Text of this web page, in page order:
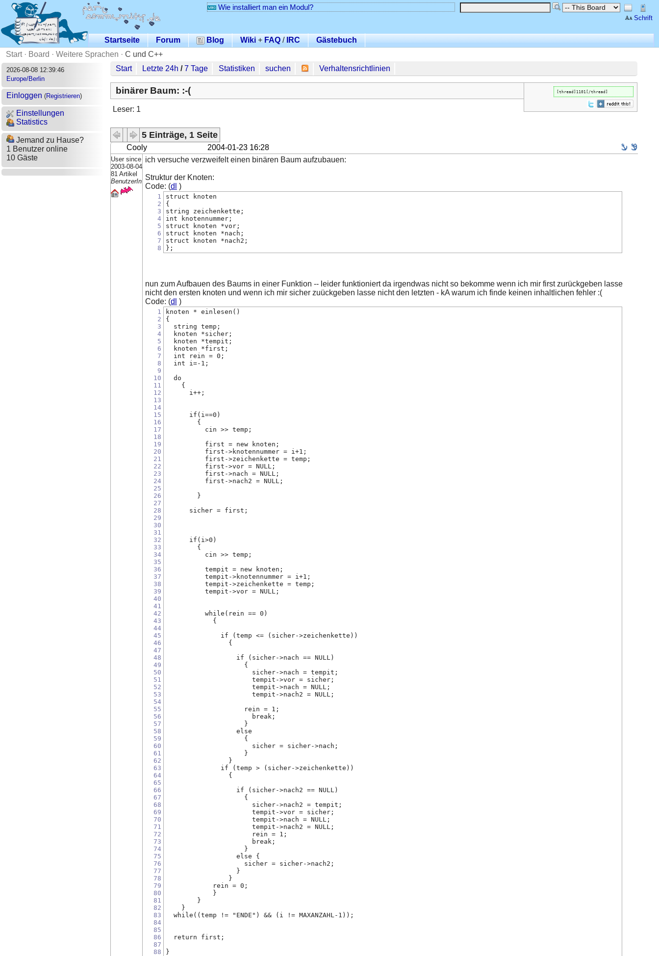
Schrift
Wie installiert man ein Modul?
Startseite Forum Blog Wiki+ FAQ /IRC
Gästebuch
Start· Board · Weitere Sprachen · C und C++
2026-08-08 12:39:46
Europe/Berlin
Einloggen (Registrieren)
Einstellungen
Statistics
Jemand zu Hause?
1 Benutzer online
10 Gäste
Start Letzte 24h /7 Tage Statistiken suchen Verhaltensrichtlinien
[thread]1101[/thread]
binärer Baum: :-(
Leser: 1
5 Einträge, 1 Seite
Cooly 2004-01-23 16:28
User since
2003-08-04
81 Artikel
BenutzerIn
ich versuche verzweifelt einen binären Baum aufzubauen:
Struktur der Knoten:
Code: (dl )
1
2
3
4
5
6
7
8
struct knoten
{
string zeichenkette;
int knotennummer;
struct knoten *vor;
struct knoten *nach;
struct knoten *nach2;
};
nun zum Aufbauen des Baums in einer Funktion -- leider funktioniert da irgendwas nicht so bekomme wenn ich mir first zurückgeben lasse
nicht den ersten knoten und wenn ich mir sicher zuückgeben lasse nicht den letzten - kA warum ich finde keinen inhaltlichen fehler :(
Code: (dl )
1
2
3
4
5
6
7
8
9
10
11
12
13
14
15
16
17
18
19
20
21
22
23
24
25
26
27
28
29
30
31
32
33
34
35
36
37
38
39
40
41
42
43
44
45
46
47
48
49
50
51
52
53
54
55
56
57
58
59
60
61
62
63
64
65
66
67
68
69
70
71
72
73
74
75
76
77
78
79
80
81
82
83
84
85
86
87
88
knoten * einlesen()
{
  string temp;
  knoten *sicher;
  knoten *tempit;
  knoten *first;
  int rein = 0;
  int i=-1;
  do
    {
      i++;
      if(i==0)
	{
	  cin >> temp;
	  first = new knoten;
	  first->knotennummer = i+1;
	  first->zeichenkette = temp;
	  first->vor = NULL;
	  first->nach = NULL;
	  first->nach2 = NULL;
	}
      sicher = first;
      if(i>0)
	{
	  cin >> temp;
	  tempit = new knoten;
	  tempit->knotennummer = i+1;
	  tempit->zeichenkette = temp;
	  tempit->vor = NULL;
	  while(rein == 0)
	    {
	      if (temp <= (sicher->zeichenkette))
		{
		  if (sicher->nach == NULL)
		    {
		      sicher->nach = tempit;
		      tempit->vor = sicher;
		      tempit->nach = NULL;
		      tempit->nach2 = NULL;
		    rein = 1;
		      break;
		    }
		  else
		    {
		      sicher = sicher->nach;
		    }
		}
	      if (temp > (sicher->zeichenkette))
		{
		  if (sicher->nach2 == NULL)
		    {
		      sicher->nach2 = tempit;
		      tempit->vor = sicher;
		      tempit->nach = NULL;
		      tempit->nach2 = NULL;
		      rein = 1;
		      break;
		    }
		  else {
		    sicher = sicher->nach2;
		  }
		}
            rein = 0;
	    }
	}
    }
  while((temp != "ENDE") && (i != MAXANZAHL-1));
  return first;
}